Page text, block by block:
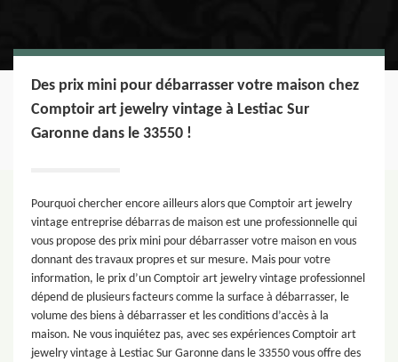
Des prix mini pour débarrasser votre maison chez
Comptoir art jewelry vintage à Lestiac Sur
Garonne dans le 33550 !
Pourquoi chercher encore ailleurs alors que Comptoir art jewelry
vintage entreprise débarras de maison est une professionnelle qui
vous propose des prix mini pour débarrasser votre maison en vous
donnant des travaux propres et sur mesure. Mais pour votre
information, le prix d’un Comptoir art jewelry vintage professionnel
dépend de plusieurs facteurs comme la surface à débarrasser, le
volume des biens à débarrasser et les conditions d’accès à la
maison. Ne vous inquiétez pas, avec ses expériences Comptoir art
jewelry vintage à Lestiac Sur Garonne dans le 33550 vous offre des